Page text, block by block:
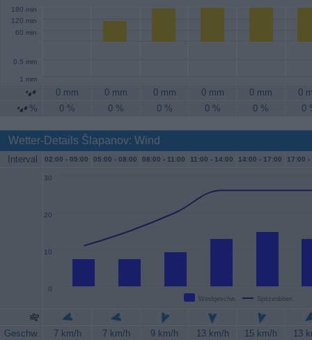
60 min
120 min
180 min
0.5 mm
1 mm
0 mm 0 mm 0 mm 0 mm 0 mm
0
%
0 % 0 % 0 % 0 % 0 % 0
Wetter-Details Šlapanov: Wind
Interval 02:00 - 05:00 05:00 - 08:00 08:00 - 11:00 11:00 - 14:00 14:00 - 17:00 17:00 -
Windgeschw. Spitzenböen
0
10
20
30
Geschw. 7 km/h 7 km/h 9 km/h 13 km/h 15 km/h
13